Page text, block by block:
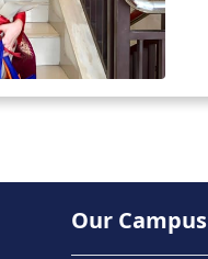
Our Campus